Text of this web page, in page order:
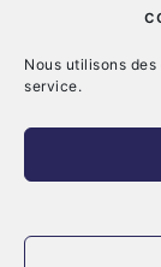
Nous utilisons
service.